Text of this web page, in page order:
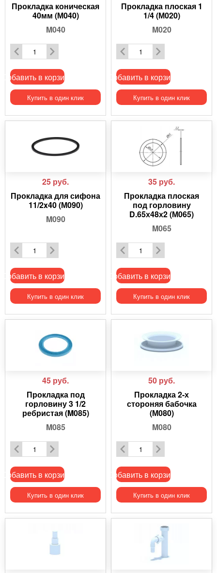
Прокладка коническая
40мм (М040)
M040
Добавить в корзину
Купить в один клик
Прокладка плоская 1
1/4 (М020)
M020
Добавить в корзину
Купить в один клик
25 руб.
Прокладка для сифона
11/2x40 (М090)
M090
Добавить в корзину
Купить в один клик
35 руб.
Прокладка плоская
под горловину
D.65х48х2 (М065)
M065
Добавить в корзину
Купить в один клик
45 руб.
Прокладка под
горловину 3 1/2
ребристая (M085)
M085
Добавить в корзину
Купить в один клик
50 руб.
Прокладка 2-х
стороняя бабочка
(М080)
M080
Добавить в корзину
Купить в один клик